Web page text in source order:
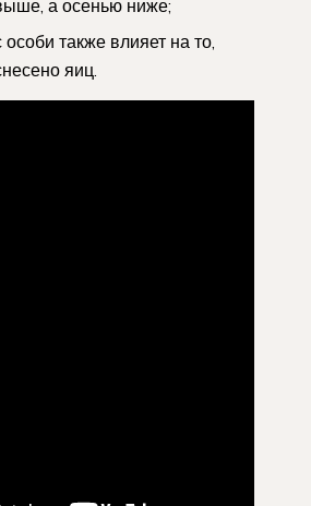
а осенью ниже;
также влияет на то,
яиц.